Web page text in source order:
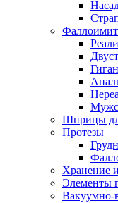
Шприцы
Протезы
Хранение
Элементы
Вакуумно-